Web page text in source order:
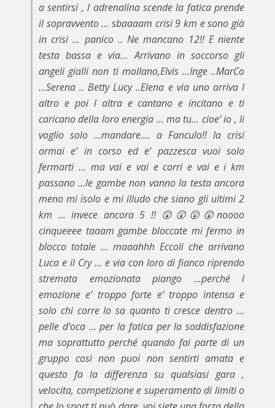
a sentirsi , l adrenalina scende la fatica prende
il sopravvento … sbaaaam crisi 9 km e sono già
in crisi … panico .. Ne mancano 12!! E niente
testa bassa e via… Arrivano in soccorso gli
angeli gialli non ti mollano,Elvis ...Inge ..MarCo
...Serena .. Betty Lucy ..Elena e via uno arriva l
altro e poi l altra e cantano e incitano e ti
caricano della loro energia … ma tu… cioe’ io , li
voglio solo ...mandare.... a Fanculo!! la crisi
ormai e’ in corso ed e’ pazzesca vuoi solo
fermarti … ma vai e vai e corri e vai e i km
passano ...le gambe non vanno la testa ancora
meno mi isolo e mi illudo che siano gli ultimi 2
km … invece ancora 5 !! 😲😲😲😲noooo
cinqueeee taaam gambe bloccate mi fermo in
blocco totale … maaahhh Eccoli che arrivano
Luca e il Cry … e via con loro di fianco riprendo
stremata emozionata piango ...perché l
emozione e’ troppo forte e’ troppo intensa e
solo chi corre lo sa quanto ti cresce dentro …
pelle d'oca … per la fatica per la soddisfazione
ma soprattutto perché quando fai parte di un
gruppo così non puoi non sentirti amata e
questo fa la differenza su qualsiasi gara ,
velocita, competizione e superamento di limiti o